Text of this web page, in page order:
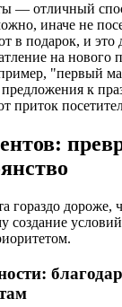
— отличный
иначе не
в подарок, и это
на нового
"первый
к
приток
гораздо дороже,
создание